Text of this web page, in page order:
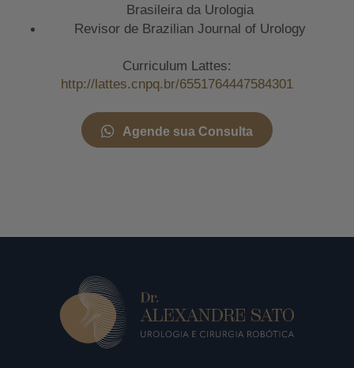
Brasileira da Urologia
Revisor de Brazilian Journal of Urology
Curriculum Lattes:
http://lattes.cnpq.br/6551764447584301
Agende sua Consulta